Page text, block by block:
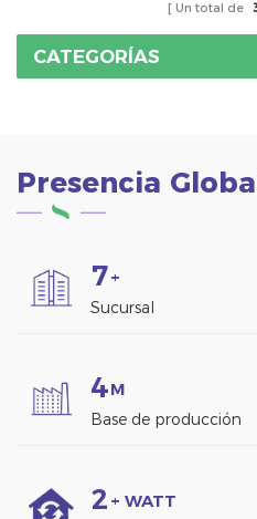
Un total de
CATEGORÍAS
Presencia
7+
Sucursal
4M
Base de producción
2 + WATT